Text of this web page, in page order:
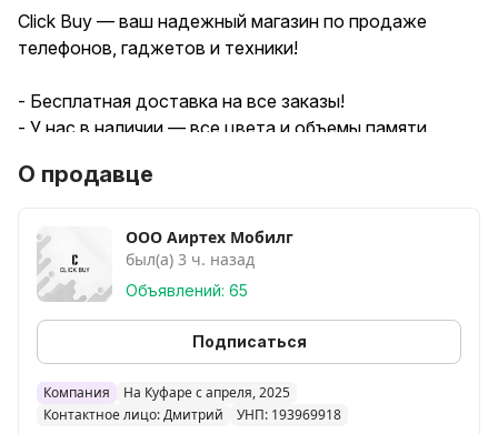
Click Buy — ваш надежный магазин по продаже
телефонов, гаджетов и техники!
- Бесплатная доставка на все заказы!
- У нас в наличии — все цвета и объемы памяти.
Buy!
О продавце
ООО Аиртех Мобилг
был(а) 3 ч. назад
Объявлений: 65
Подписаться
Компания
На Куфаре с апреля, 2025
Контактное лицо: Дмитрий
УНП: 193969918